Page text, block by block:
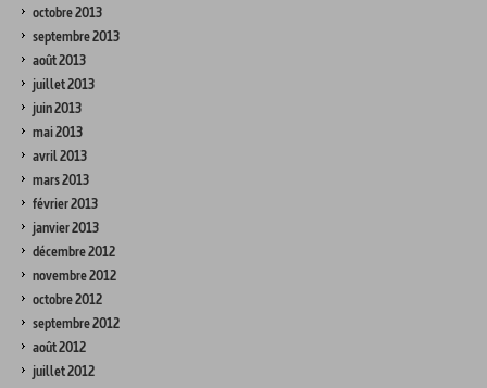
octobre 2013
septembre 2013
août 2013
juillet 2013
juin 2013
mai 2013
avril 2013
mars 2013
février 2013
janvier 2013
décembre 2012
novembre 2012
octobre 2012
septembre 2012
août 2012
juillet 2012